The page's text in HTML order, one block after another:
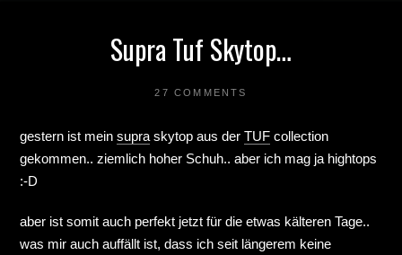
Supra Tuf Skytop…
27 COMMENTS
gestern ist meinsupra skytop aus derTUF collection
gekommen.. ziemlich hoher Schuh.. aber ich mag ja hightops
:-D
aber ist somit auch perfekt jetzt für die etwas kälteren Tage..
was mir auch auffällt ist, dass ich seit längerem keine